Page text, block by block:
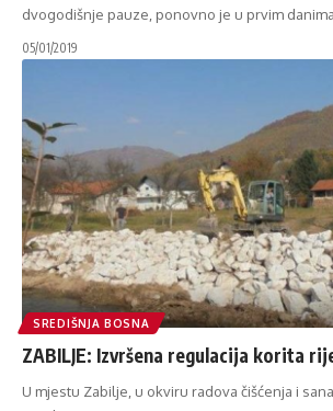
dvogodišnje pauze, ponovno je u prvim danima
05/01/2019
SREDIŠNJA BOSNA
ZABILJE: Izvršena regulacija korita
U mjestu Zabilje, u okviru radova čišćenja i